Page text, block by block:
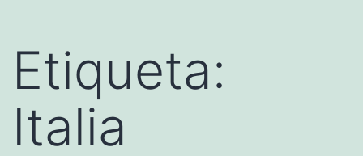
Etiqueta:
Italia